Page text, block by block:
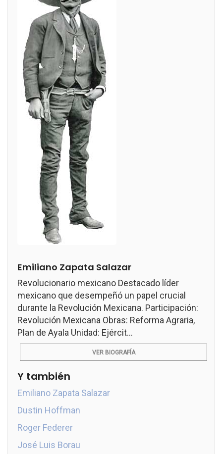
Emiliano Zapata Salazar
Revolucionario mexicano Destacado líder
mexicano que desempeñó un papel crucial
durante la Revolución Mexicana. Participación:
Revolución Mexicana Obras: Reforma Agraria,
Plan de Ayala Unidad: Ejércit...
VER BIOGRAFÍA
Y también
Emiliano Zapata Salazar
Dustin Hoffman
Roger Federer
José Luis Borau